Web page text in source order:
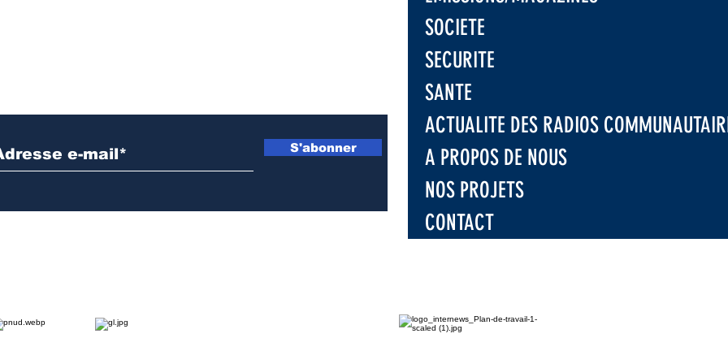
S'abonner
SOCIETE
SECURITE
SANTE
ACTUALITE DES RADIOS
A PROPOS DE NOUS
NOS PROJETS
CONTACT